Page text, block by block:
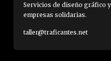
Servicios de diseño gráfico
empresas solidarias.
taller@traficantes.net